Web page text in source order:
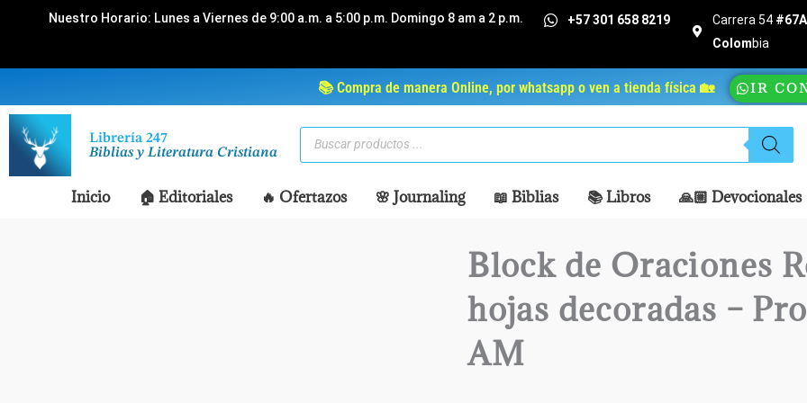
Nuestro Horario: Lunes a Viernes de 9:00 a.m. a 5:00 p.m. Domingo 8 am a 2 p.m. +57 301 658 8219 Carrera 54
Colombia
📚 Compra de manera Online, por whatsapp o ven a tienda física 🏡 IR
Librería 247
Biblias y Literatura Cristiana
Búsqueda
productos
Inicio 🏠 Editoriales 🔥 Ofertazos 🌸 Journaling 📖 Biblias 📚 Libros 🙏🏼 Devocionales
Block de Oraciones
hojas decoradas –
AM